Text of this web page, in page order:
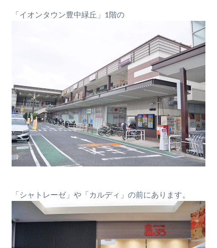
「イオンタウン豊中緑丘」1階の
「シャトレーゼ」や「カルディ」の前にあります。